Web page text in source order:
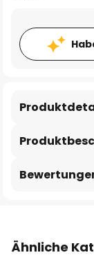
Ähnliche